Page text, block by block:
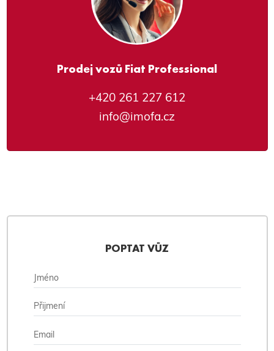
Prodej vozů Fiat Professional
+420 261 227 612
info@imofa.cz
POPTAT VŮZ